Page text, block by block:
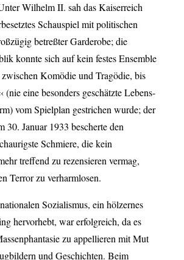
Wilhelm II. sah das Kaiserreich
Schauspiel mit politischen
betreßter Garderobe; die
konnte sich auf kein festes Ensemble
Komödie und Tragödie, bis
(nie eine besonders geschätzte Lebens-
vom Spielplan gestrichen wurde; der
30. Januar 1933 bescherte den
Schmiere, die kein
treffend zu rezensieren vermag,
Terror zu verharmlosen.
Sozialismus, ein hölzernes
hervorhebt, war erfolgreich, da es
zu appellieren mit Mut
und Geschichten. Beim